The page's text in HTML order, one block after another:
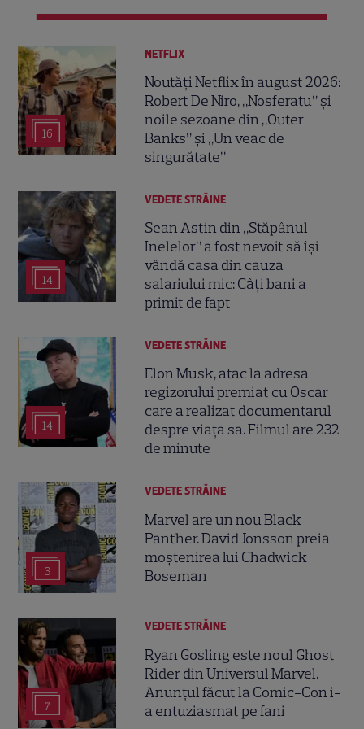
16
NETFLIX
Noutăți Netflix în august 2026:
Robert De Niro, „Nosferatu” și
noile sezoane din „Outer
Banks” și „Un veac de
singurătate”
14
VEDETE STRĂINE
Sean Astin din „Stăpânul
Inelelor” a fost nevoit să își
vândă casa din cauza
salariului mic: Câți bani a
primit de fapt
14
VEDETE STRĂINE
Elon Musk, atac la adresa
regizorului premiat cu Oscar
care a realizat documentarul
despre viața sa. Filmul are 232
de minute
3
VEDETE STRĂINE
Marvel are un nou Black
Panther. David Jonsson preia
moștenirea lui Chadwick
Boseman
7
VEDETE STRĂINE
Ryan Gosling este noul Ghost
Rider din Universul Marvel.
Anunțul făcut la Comic-Con i-
a entuziasmat pe fani